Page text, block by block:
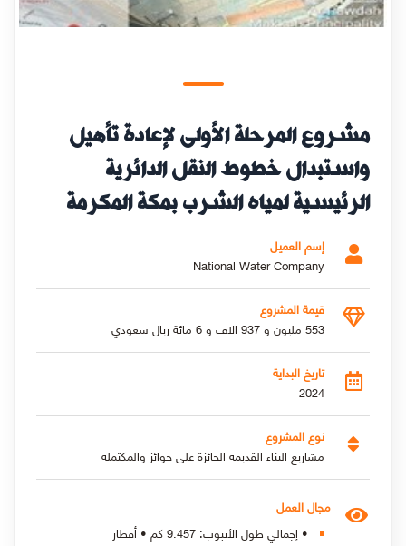
مشروع المرحلة الأولى لإعادة تأهيل
واستبدال خطوط النقل الدائرية
الرئيسية لمياه الشرب بمكة المكرمة
إسم العميل
National Water Company
قيمة المشروع
553 مليون و 937 الاف و 6 مائة ريال سعودي
تاريخ البداية
2024
نوع المشروع
مشاريع البناء القديمة الحائزة على جوائز والمكتملة
مجال العمل
• إجمالي طول الأنبوب: 9.457 كم • أقطار